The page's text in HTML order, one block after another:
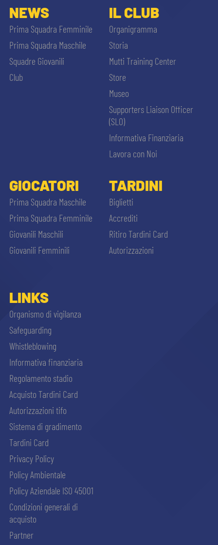
NEWS
Prima Squadra Femminile
Prima Squadra Maschile
Squadre Giovanili
Club
IL CLUB
Organigramma
Storia
Mutti Training Center
Store
Museo
Supporters Liaison Officer
(SLO)
Informativa Finanziaria
Lavora con Noi
GIOCATORI
Prima Squadra Maschile
Prima Squadra Femminile
Giovanili Maschili
Giovanili Femminili
TARDINI
Biglietti
Accrediti
Ritiro Tardini Card
Autorizzazioni
LINKS
Organismo di vigilanza
Safeguarding
Whistleblowing
Informativa finanziaria
Regolamento stadio
Acquisto Tardini Card
Autorizzazioni tifo
Sistema di gradimento
Tardini Card
Privacy Policy
Policy Ambientale
Policy Aziendale ISO 45001
Condizioni generali di
acquisto
Partner
ACCETTA E SALVA